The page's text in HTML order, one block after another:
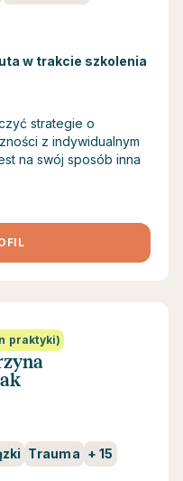
w trakcie szkolenia
strategie o
z indywidualnym
na swój sposób inna
praktyki)
Trauma +15